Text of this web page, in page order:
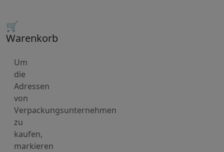
🛒
Warenkorb
Um
die
Adressen
von
Verpackungsunternehmen
zu
kaufen,
markieren